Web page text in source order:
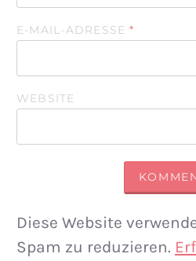
E-MAIL-ADRESSE*
WEBSITE
Diese Website
Spam zu reduzieren.